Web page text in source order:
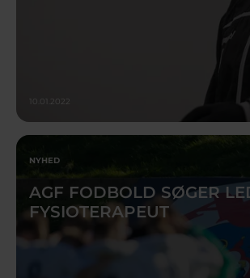
10.01.2022
NYHED
AGF FODBOLD SØGER
FYSIOTERAPEUT